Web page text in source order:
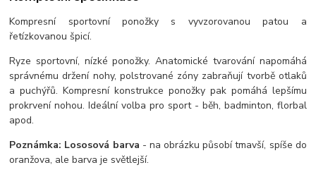
Kompresní sportovní ponožky s vyvzorovanou patou a
řetízkovanou špicí.
Ryze sportovní, nízké ponožky. Anatomické tvarování napomáhá
správnému držení nohy, polstrované zóny zabraňují tvorbě otlaků
a puchýřů. Kompresní konstrukce ponožky pak pomáhá lepšímu
prokrvení nohou. Ideální volba pro sport - běh, badminton, florbal
apod.
Poznámka: Lososová barva - na obrázku působí tmavší, spíše do
oranžova, ale barva je světlejší.